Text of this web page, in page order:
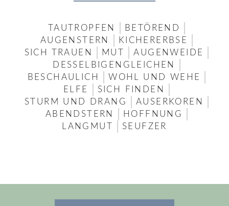
TAUTROPFEN
BETÖREND
AUGENSTERN
KICHERERBSE
SICH TRAUEN
MUT
AUGENWEIDE
DESSELBIGENGLEICHEN
BESCHAULICH
WOHL UND WEHE
ELFE
SICH FINDEN
STURM UND DRANG
AUSERKOREN
ABENDSTERN
HOFFNUNG
LANGMUT
SEUFZER